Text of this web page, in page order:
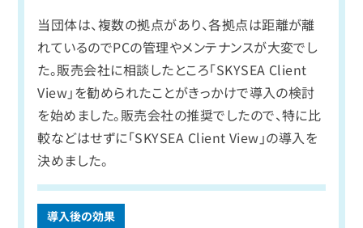
当団体は、複数の拠点があり、各拠点は距離が離
れているのでPCの管理やメンテナンスが大変でし
た。販売会社に相談したところ「SKYSEA Client
View」を勧められたことがきっかけで導入の検討
を始めました。販売会社の推奨でしたので、特に比
較などはせずに「SKYSEA Client View」の導入を
決めました。